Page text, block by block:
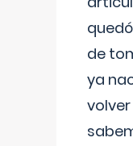
de
ya